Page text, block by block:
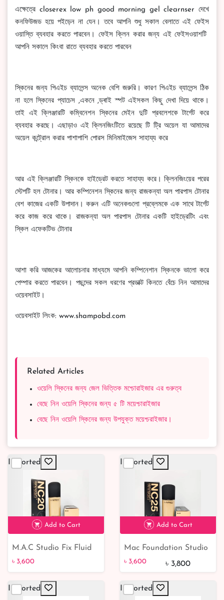
এক্ষেত্রে closerex low ph good morning gel clearnser দেখে
কনফিউজড হয়ে পইড়েন না যেন। তবে আপনি শুধু সকাল বেলাতে এই ফেইস
ওয়াস্তি ব্যবহার করতে পারবেন। ফেইস ক্লিন করার জন্য এই ফেইসওয়াশটি
আপনি সকালে কিংবা রাতে ব্যবহার করতে পারবেন
স্কিনের জন্য পিএইচ ব্যালেন্স অনেক বেশি জরুরি। কারণ পিএইচ ব্যালেন্স ঠিক
না হলে স্কিনের প্যাচেস ,একনে ,ড্ৰাই স্পট এইসকল কিছু দেখা দিয়ে থাকে।
তাই এই ক্লিঞ্জারটি কম্বিনেশন স্কিনের মেইন দুটি প্রবলেশকে টার্গেট করে
ব্যবহার করছে। এছাড়াও এই ক্লিনজিংটিতে রয়েছে টি ট্রি অয়েল যা আমাদের
অয়েল কন্ট্রোল করার পাশাপাশি পোরস মিনিমাইজেস সাহায্য করে
আর এই ক্লিঞ্জারটি স্কিনকে হাইড্রেট করতে সাহায্য করে। ক্লিনজিংয়ের পরের
স্টেপটি হল টোনার। আর কম্পিনেশন স্কিনের জন্য রাজকন্যা অল পারপাস টোনার
বেশ কাজের একটি উপাদান। করুন এটি অনেকগুলো প্রব্লেমকে এক সাথে টার্গেট
করে কাজ করে থাকে। রাজকন্যা অল পারপাস টোনার একটি হাইড্রেটিং এবং
স্কিল এফেকটিভ টোনার
আশা করি আজকের আলোচনার মাধ্যমে আপনি কম্পিনেশান স্কিনকে ভালো করে
পেম্পার করতে পারবেন। পছন্দের সকল ধরণের প্রডাক্ট কিনতে বেঁচে নিন আমাদের
ওয়েবসাইট।
ওয়েবসাইট লিংক: www.shampobd.com
Related Articles
ওয়েলি স্কিনের জন্য জেল ভিত্তিক মশ্চোরাইজার এর গুরুত্ব
বেছে নিন ওয়েলি স্কিনের জন্য ৫ টি ময়েশ্চারাইজার
বেছে নিন ওয়েলি স্কিনের জন্য উপযুক্ত ময়েশ্চরাইজার।
Imported
Add to Cart
M.A.C Studio Fix Fluid
Broad Spectrum SPF 15
৳ 3,600
Imported
Add to Cart
Mac Foundation Studio
Fix Fluid Foundation
৳ 3,600 ৳ 3,800
Imported Imported